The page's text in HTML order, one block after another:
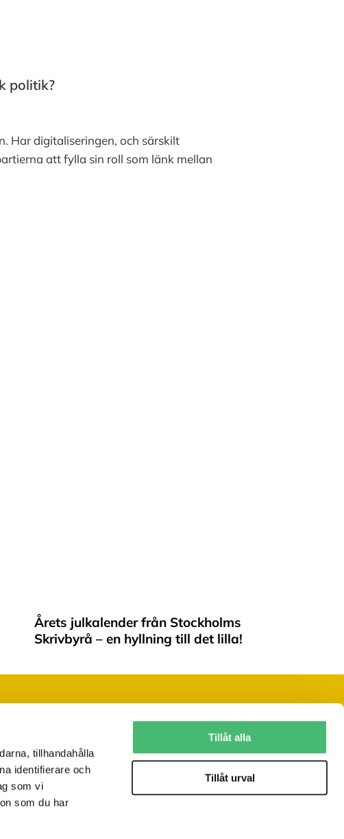
tillhandahålla
identifierare och
som vi
som du har
Tillåt alla
Tillåt urval
politik?
Har digitaliseringen, och särskilt
att fylla sin roll som länk mellan
Årets julkalender från Stockholms
Skrivbyrå – en hyllning till det lilla!
Följ oss på sociala medier
Vill du ha vårt nyhetsbrev?